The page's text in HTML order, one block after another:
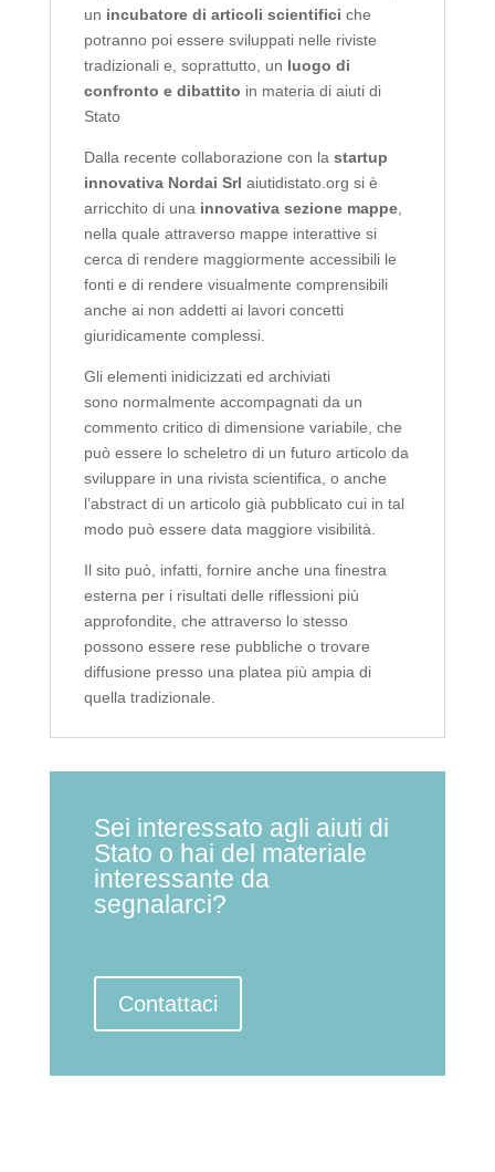
un incubatore di articoli scientifici che
potranno poi essere sviluppati nelle riviste
tradizionali e, soprattutto, un luogo di
confronto e dibattito in materia di aiuti di
Stato
Dalla recente collaborazione con la startup
innovativa Nordai Srl aiutidistato.org si è
arricchito di una innovativa sezione mappe,
nella quale attraverso mappe interattive si
cerca di rendere maggiormente accessibili le
fonti e di rendere visualmente comprensibili
anche ai non addetti ai lavori concetti
giuridicamente complessi.
Gli elementi inidicizzati ed archiviati
sono normalmente accompagnati da un
commento critico di dimensione variabile, che
può essere lo scheletro di un futuro articolo da
sviluppare in una rivista scientifica, o anche
l’abstract di un articolo già pubblicato cui in tal
modo può essere data maggiore visibilità.
Il sito può, infatti, fornire anche una finestra
esterna per i risultati delle riflessioni più
approfondite, che attraverso lo stesso
possono essere rese pubbliche o trovare
diffusione presso una platea più ampia di
quella tradizionale.
Sei interessato agli aiuti di
Stato o hai del materiale
interessante da
segnalarci?
Contattaci